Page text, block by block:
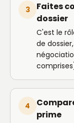
3
Faites
dossier
C'est le
de
4
prime